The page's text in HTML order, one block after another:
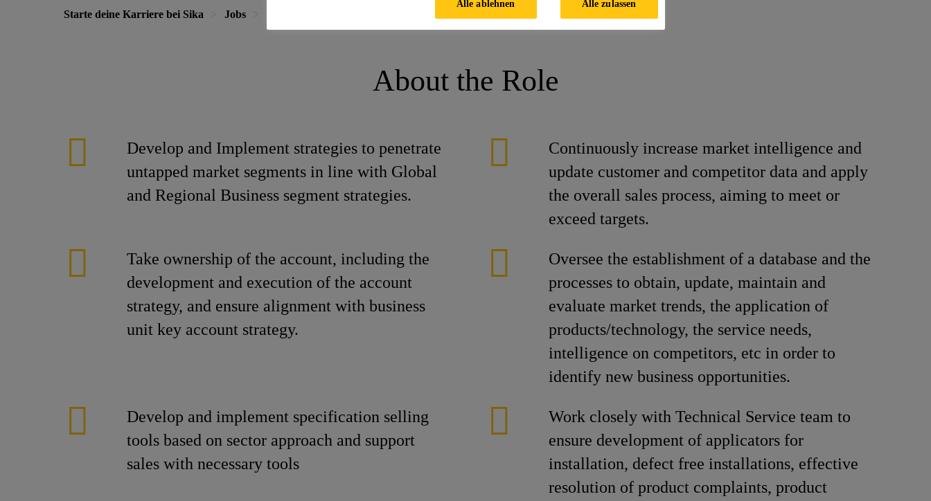
Starte deine Karriere bei Sika Jobs
About the Role
Develop and Implement strategies to penetrate
untapped market segments in line with Global
and Regional Business segment strategies.
Continuously increase market intelligence and
update customer and competitor data and apply
the overall sales process, aiming to meet or
exceed targets.
Take ownership of the account, including the
development and execution of the account
strategy, and ensure alignment with business
unit key account strategy.
Oversee the establishment of a database and the
processes to obtain, update, maintain and
evaluate market trends, the application of
products/technology, the service needs,
intelligence on competitors, etc in order to
identify new business opportunities.
Develop and implement specification selling
tools based on sector approach and support
sales with necessary tools
Work closely with Technical Service team to
ensure development of applicators for
installation, defect free installations, effective
resolution of product complaints, product
Alle ablehnen Alle zulassen